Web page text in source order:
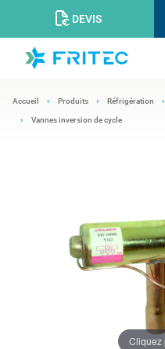
DEVIS
Accueil Produits Réfrigération
Vannes inversion de cycle
Cliquez